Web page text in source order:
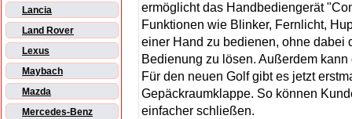
Lancia
Land Rover
Lexus
Maybach
Mazda
Mercedes-Benz
ermöglicht das Handbediengerät
Funktionen wie Blinker, Fernlicht,
einer Hand zu bedienen, ohne dabei
Bedienung zu lösen. Außerdem
Für den neuen Golf gibt es jetzt
Gepäckraumklappe. So können
einfacher schließen.